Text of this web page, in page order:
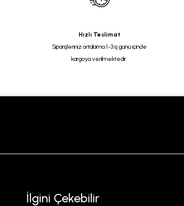
Hızlı Teslimat
Siparişleriniz ortalama 1-3 iş günü içinde
kargoya verilmektedir.
İlgini Çekebilir